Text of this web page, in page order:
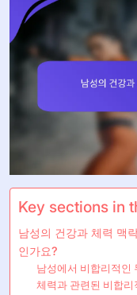
Key sections in
남성의 건강과 체력 맥
인가요?
남성에서 비합리적인
체력과 관련된 비합